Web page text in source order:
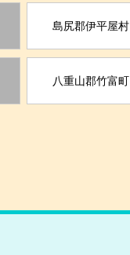
島尻郡伊平屋村
八重山郡竹富町